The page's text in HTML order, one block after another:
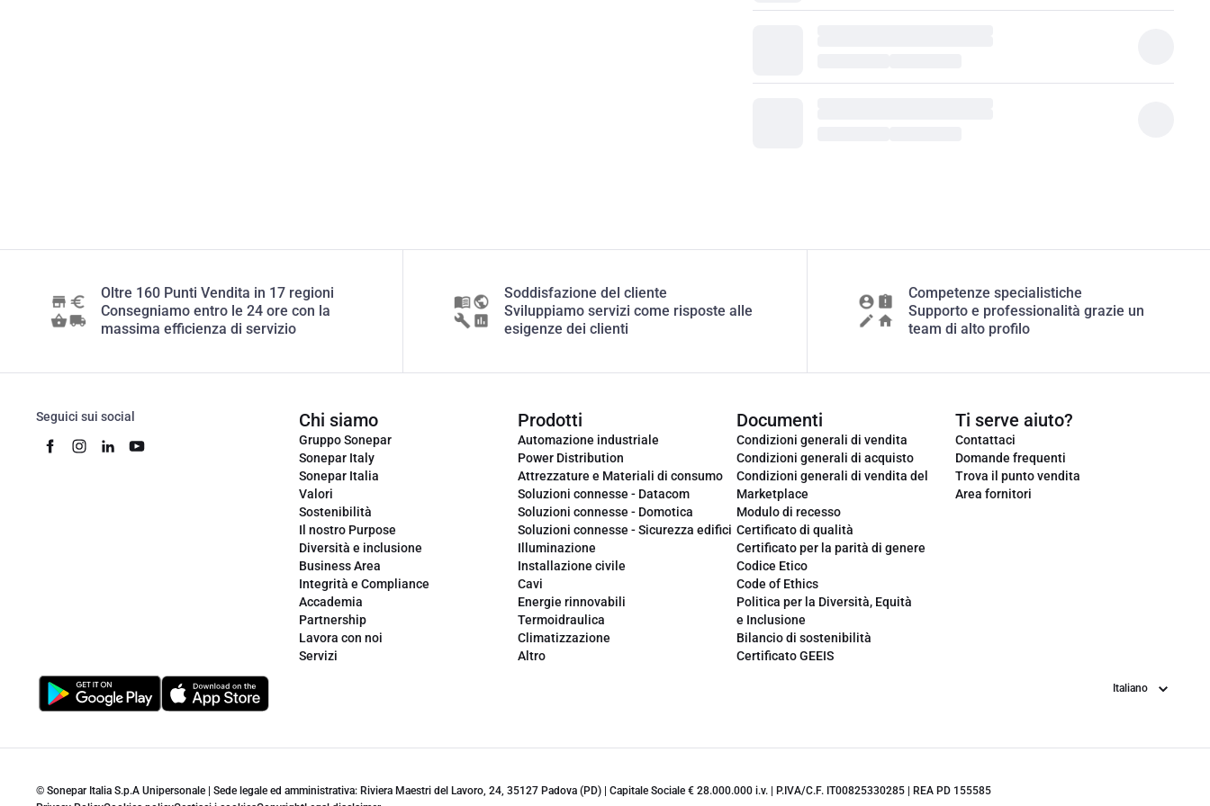
Oltre 160 Punti Vendita in 17 regioni
Consegniamo entro le 24 ore con la
massima efficienza di servizio
Soddisfazione del cliente
Sviluppiamo servizi come risposte alle
esigenze dei clienti
Competenze specialistiche
Supporto e professionalità grazie un
team di alto profilo
Seguici sui social Chi siamo
Gruppo Sonepar
Sonepar Italy
Sonepar Italia
Valori
Sostenibilità
Il nostro Purpose
Diversità e inclusione
Business Area
Integrità e Compliance
Accademia
Partnership
Lavora con noi
Servizi
Prodotti
Automazione industriale
Power Distribution
Attrezzature e Materiali di consumo
Soluzioni connesse - Datacom
Soluzioni connesse - Domotica
Soluzioni connesse - Sicurezza edifici
Illuminazione
Installazione civile
Cavi
Energie rinnovabili
Termoidraulica
Climatizzazione
Altro
Documenti
Condizioni generali di vendita
Condizioni generali di acquisto
Condizioni generali di vendita del
Marketplace
Modulo di recesso
Certificato di qualità
Certificato per la parità di genere
Codice Etico
Code of Ethics
Politica per la Diversità, Equità
e Inclusione
Bilancio di sostenibilità
Certificato GEEIS
Ti serve aiuto?
Contattaci
Domande frequenti
Trova il punto vendita
Area fornitori
Lingua
© Sonepar Italia S.p.A Unipersonale | Sede legale ed amministrativa: Riviera Maestri del Lavoro, 24, 35127 Padova (PD) | Capitale Sociale € 28.000.000 i.v. | P.IVA/C.F. IT00825330285 | REA PD 155585